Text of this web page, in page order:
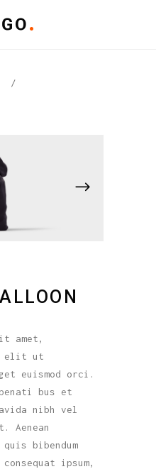
/
amet,
elit ut
euismod orci.
bus et
nibh vel
Aenean
bibendum
ipsum,